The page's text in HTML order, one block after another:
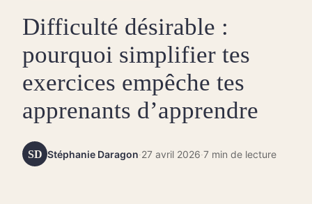
Difficulté désirable :
pourquoi simplifier tes
exercices empêche tes
apprenants d’apprendre
SD Stéphanie Daragon·27 avril 2026·7 min de lecture